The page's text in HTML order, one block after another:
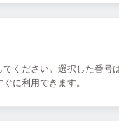
ください。選択した番号
に利用できます。